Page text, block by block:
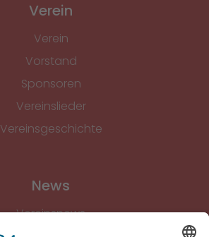
Verein
Verein
Vorstand
Sponsoren
Vereinslieder
Vereinsgeschichte
News
Vereinsnews